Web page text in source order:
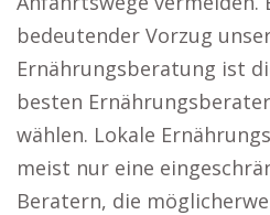
bedeutender Vorzug
Ernährungsberatung ist
besten
wählen. Lokale
meist nur eine
Beratern, die